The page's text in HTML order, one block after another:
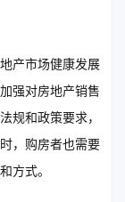
产市场健康发展
强对房地产销售
规和政策要求，
，购房者也需要
方式。